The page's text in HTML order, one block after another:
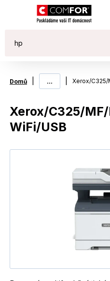
Domů ... Xerox/C325/
Xerox/C325/
WiFi/USB